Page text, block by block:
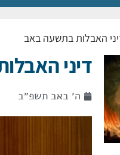
האבלות בתשעה באב
דיני
ה׳ באב תשפ״ב